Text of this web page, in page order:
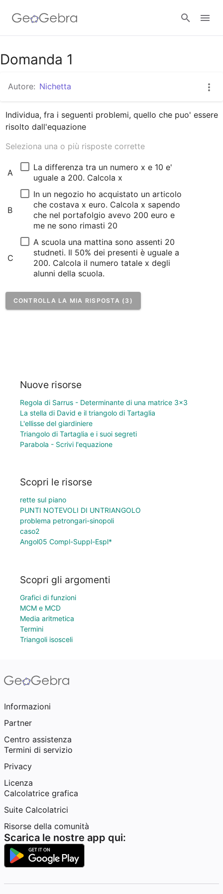
Google Classroom
GeoGebra Classroom
Domanda 1
Autore: Nichetta
Individua, fra i seguenti problemi, quello che puo' essere
risolto dall'equazione
Seleziona una o più risposte corrette
A
La differenza tra un numero x e 10 e'
uguale a 200. Calcola x
B
In un negozio ho acquistato un articolo
che costava x euro. Calcola x sapendo
che nel portafolgio avevo 200 euro e
me ne sono rimasti 20
C
A scuola una mattina sono assenti 20
studneti. Il 50% dei presenti è uguale a
200. Calcola il numero tatale x degli
alunni della scuola.
CONTROLLA LA MIA RISPOSTA (3)
Nuove risorse
Regola di Sarrus - Determinante di una matrice 3×3
La stella di David e il triangolo di Tartaglia
L'ellisse del giardiniere
Triangolo di Tartaglia e i suoi segreti
Parabola - Scrivi l'equazione
Scopri le risorse
rette sul piano
PUNTI NOTEVOLI DI UNTRIANGOLO
problema petrongari-sinopoli
caso2
Angol05 Compl-Suppl-Espl*
Scopri gli argomenti
Grafici di funzioni
MCM e MCD
Media aritmetica
Termini
Triangoli isosceli
Informazioni
Partner
Centro assistenza
Termini di servizio
Privacy
Licenza
Calcolatrice grafica
Suite Calcolatrici
Risorse della comunità
Scarica le nostre app qui: